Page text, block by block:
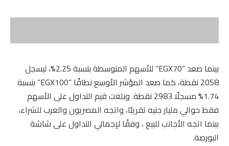
بينما صعد “EGX70” للأسهم المتوسطة بنسبة 2.25%، ليسجل
2058 نقطة، كما صعد المؤشر الأوسع نطاقًا ”EGX100” بنسبة
1.74% مسجلًا 2983 نقطة. وبلغت قيم التداول على الأسهم
فقط حوالي مليار جنيه تقريبًا، واتجه المصريون والعرب للشراء،
بينما اتجه الأجانب للبيع ، وفقًا لإجمالي التداول على شاشة
البورصة.